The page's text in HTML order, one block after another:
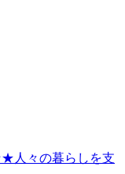
人々の暮らしを支